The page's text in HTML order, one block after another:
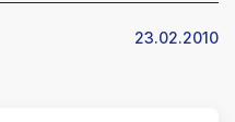
23.02.2010